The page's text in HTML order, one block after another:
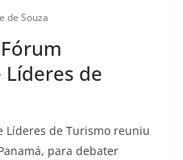
de Souza
de
Líderes de Turismo reuniu
para debater